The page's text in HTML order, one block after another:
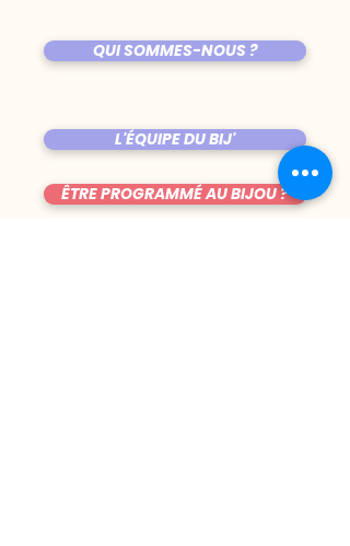
QUI SOMMES-NOUS ?
L'ÉQUIPE DU BIJ'
ÊTRE PROGRAMMÉ AU BIJOU ?